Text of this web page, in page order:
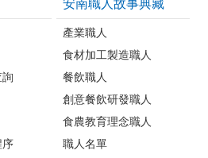
序
安南職人故事典藏
產業職人
食材加工製造職人
餐飲職人
創意餐飲研發職人
食農教育理念職人
職人名單